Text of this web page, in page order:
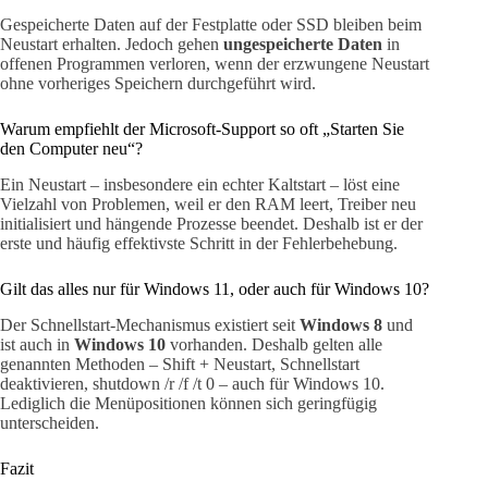
Gespeicherte Daten auf der Festplatte oder SSD bleiben beim
Neustart erhalten. Jedoch gehen ungespeicherte Daten in
offenen Programmen verloren, wenn der erzwungene Neustart
ohne vorheriges Speichern durchgeführt wird.
Warum empfiehlt der Microsoft-Support so oft „Starten Sie
den Computer neu“?
Ein Neustart – insbesondere ein echter Kaltstart – löst eine
Vielzahl von Problemen, weil er den RAM leert, Treiber neu
initialisiert und hängende Prozesse beendet. Deshalb ist er der
erste und häufig effektivste Schritt in der Fehlerbehebung.
Gilt das alles nur für Windows 11, oder auch für Windows 10?
Der Schnellstart-Mechanismus existiert seit Windows 8 und
ist auch in Windows 10 vorhanden. Deshalb gelten alle
genannten Methoden – Shift + Neustart, Schnellstart
deaktivieren, shutdown /r /f /t 0 – auch für Windows 10.
Lediglich die Menüpositionen können sich geringfügig
unterscheiden.
Fazit